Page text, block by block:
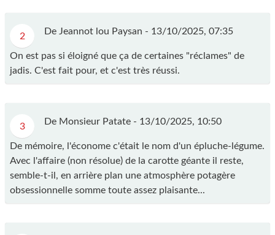
2 De Jeannot lou Paysan - 13/10/2025, 07:35
On est pas si éloigné que ça de certaines "réclames" de
jadis. C'est fait pour, et c'est très réussi.
3 De Monsieur Patate - 13/10/2025, 10:50
De mémoire, l'économe c'était le nom d'un épluche-légume.
Avec l'affaire (non résolue) de la carotte géante il reste,
semble-t-il, en arrière plan une atmosphère potagère
obsessionnelle somme toute assez plaisante...